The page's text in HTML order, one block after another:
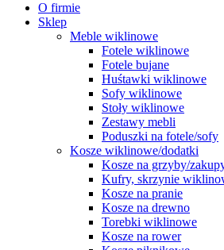
O firmie
Sklep
Meble wiklinowe
Fotele wiklinowe
Fotele bujane
Huśtawki wiklinowe
Sofy wiklinowe
Stoły wiklinowe
Zestawy mebli
Poduszki na fotele/sofy
Kosze wiklinowe/dodatki
Kosze na grzyby/
Kufry, skrzynie
Kosze na pranie
Kosze na drewno
Torebki wiklinowe
Kosze na rower